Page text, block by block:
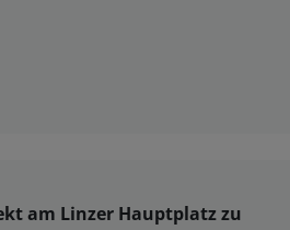
am Linzer Hauptplatz zu